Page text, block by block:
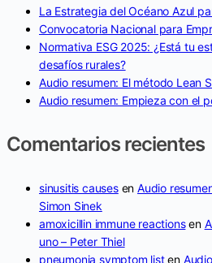
La Estrategia del Océano Azul
Convocatoria Nacional para
Normativa ESG 2025: ¿Está tu
desafíos rurales?
Audio resumen: El método Lean
Audio resumen: Empieza con el
Comentarios recientes
sinusitis causesenAudio
Simon Sinek
amoxicillin immune reactionsen
uno – Peter Thiel
pneumonia symptom listen